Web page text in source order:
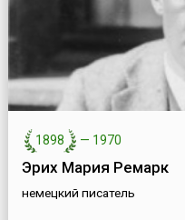
1898 — 1970
Эрих Мария Ремарк
немецкий писатель